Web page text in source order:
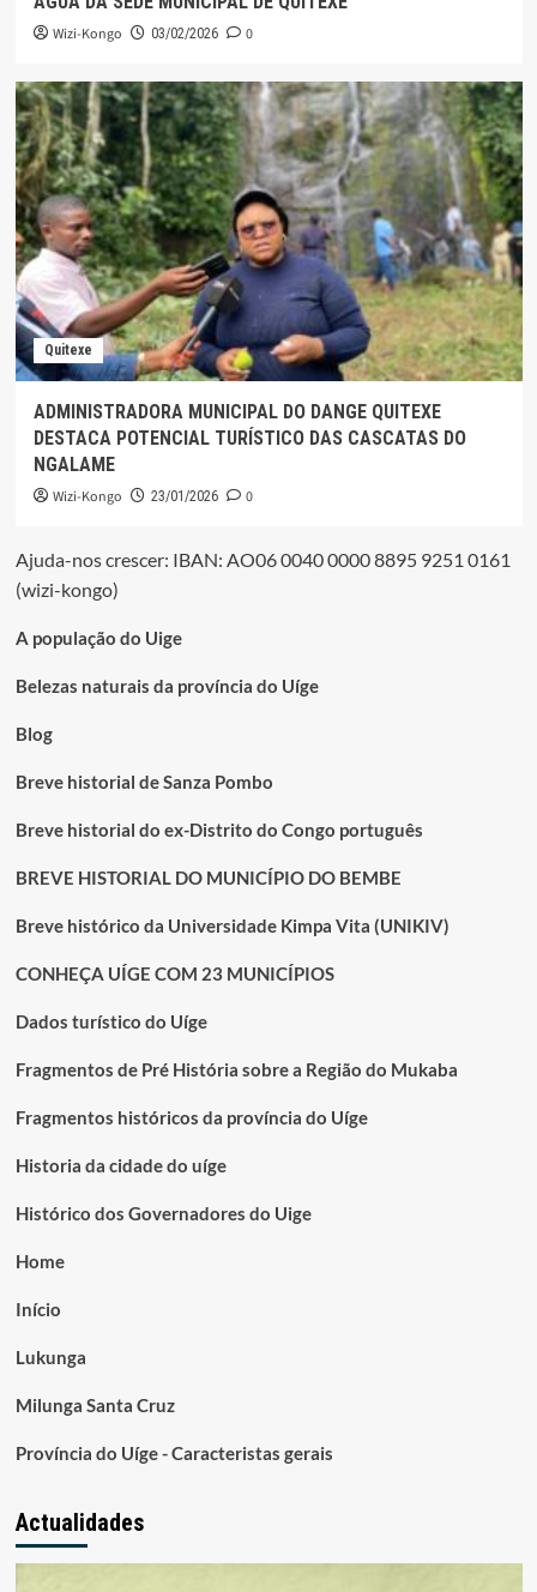
Wizi-Kongo 03/02/2026 0
Quitexe
ADMINISTRADORA MUNICIPAL DO DANGE QUITEXE
DESTACA POTENCIAL TURÍSTICO DAS CASCATAS DO
NGALAME
Wizi-Kongo 23/01/2026 0
Ajuda-nos crescer: IBAN: AO06 0040 0000 8895 9251 0161
(wizi-kongo)
A população do Uige
Belezas naturais da província do Uíge
Blog
Breve historial de Sanza Pombo
Breve historial do ex-Distrito do Congo português
BREVE HISTORIAL DO MUNICÍPIO DO BEMBE
Breve histórico da Universidade Kimpa Vita (UNIKIV)
CONHEÇA UÍGE COM 23 MUNICÍPIOS
Dados turístico do Uíge
Fragmentos de Pré História sobre a Região do Mukaba
Fragmentos históricos da província do Uíge
Historia da cidade do uíge
Histórico dos Governadores do Uige
Home
Início
Lukunga
Milunga Santa Cruz
Província do Uíge - Caracteristas gerais
Actualidades